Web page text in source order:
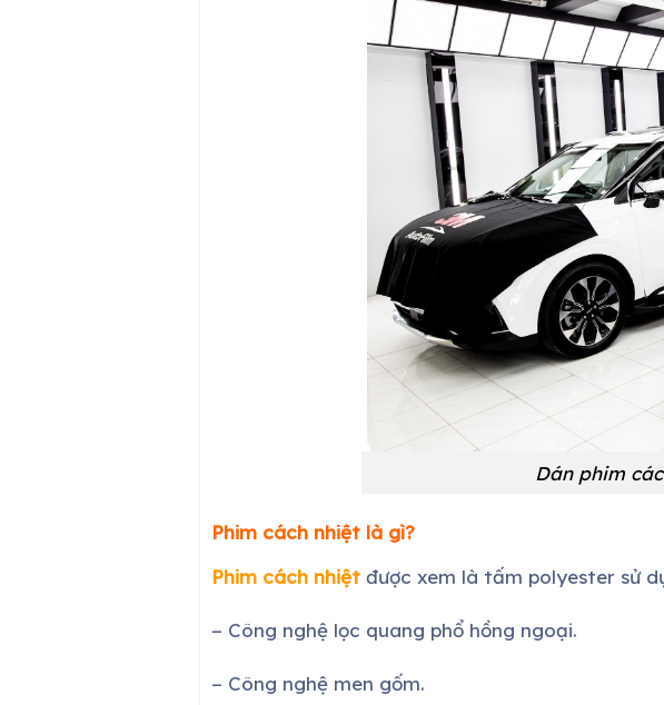
Dán phim
Phim cách nhiệt là gì?
Phim cách nhiệtđược xem là tấm polyester sử
− Công nghệ lọc quang phổ hồng ngoại.
− Công nghệ men gốm.